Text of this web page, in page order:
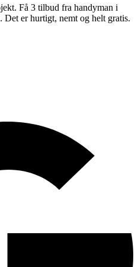
Få 3 tilbud fra handyman i
Det er hurtigt, nemt og helt gratis.